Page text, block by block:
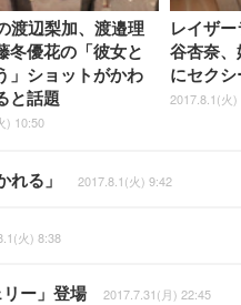
渡辺梨加、渡邉理
冬優花の「彼女と
」ショットがかわ
と話題
) 10:50
レイザ
谷杏奈、
にセクシ
2017.8.1(火)
る」 2017.8.1(火) 9:42
火) 8:38
ー」登場 2017.7.31(月) 22:45